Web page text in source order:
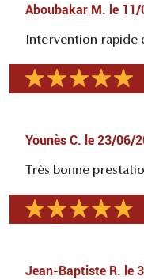
Aboubakar M. le 11/
Intervention rapide
Younès C. le 23/06/
Très bonne
Jean-Baptiste R. le